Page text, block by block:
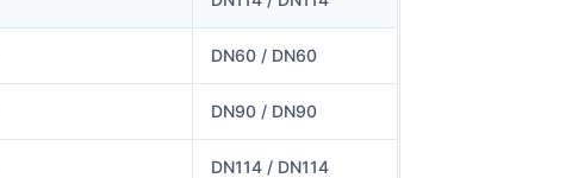
DN60 / DN60
DN90 / DN90
DN114 / DN114